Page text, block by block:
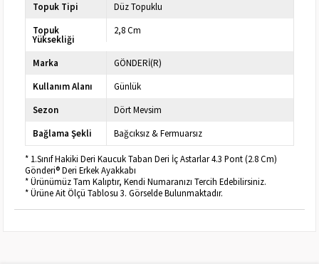
Topuk Tipi
Düz Topuklu
Topuk
Yüksekliği
2,8 Cm
Marka
GÖNDERİ(R)
Kullanım Alanı
Günlük
Sezon
Dört Mevsim
Bağlama Şekli
Bağcıksız & Fermuarsız
* 1.Sınıf Hakiki Deri Kaucuk Taban Deri İç Astarlar 4.3 Pont (2.8 Cm)
Gönderi® Deri Erkek Ayakkabı
* Ürünümüz Tam Kalıptır, Kendi Numaranızı Tercih Edebilirsiniz.
* Ürüne Ait Ölçü Tablosu 3. Görselde Bulunmaktadır.